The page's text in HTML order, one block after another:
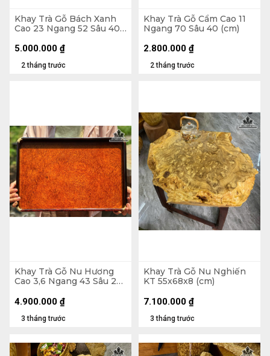
Khay Trà Gỗ Bách Xanh
Cao 23 Ngang 52 Sâu 40
2 tháng trước
5.000.000 ₫
Khay Trà Gỗ Cẩm Cao 11
Ngang 70 Sâu 40 (cm)
2 tháng trước
2.800.000 ₫
Khay Trà Gỗ Nu Hương
Cao 3,6 Ngang 43 Sâu 29
3 tháng trước
4.900.000 ₫
Khay Trà Gỗ Nu Nghiến
KT 55x68x8 (cm)
3 tháng trước
7.100.000 ₫